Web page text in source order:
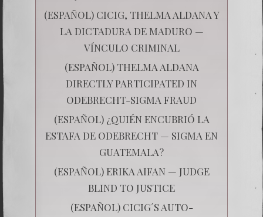
(ESPAÑOL) CICIG, THELMA ALDANA Y
LA DICTADURA DE MADURO —
VÍNCULO CRIMINAL
(ESPAÑOL) THELMA ALDANA
DIRECTLY PARTICIPATED IN
ODEBRECHT-SIGMA FRAUD
(ESPAÑOL) ¿QUIÉN ENCUBRIÓ LA
ESTAFA DE ODEBRECHT — SIGMA EN
GUATEMALA?
(ESPAÑOL) ERIKA AIFAN — JUDGE
BLIND TO JUSTICE
(ESPAÑOL) CICIG´S AUTO-